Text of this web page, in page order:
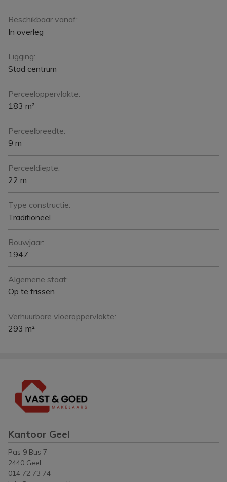
Beschikbaar vanaf:
In overleg
Ligging:
Stad centrum
Perceeloppervlakte:
183 m²
Perceelbreedte:
9 m
Perceeldiepte:
22 m
Type constructie:
Traditioneel
Bouwjaar:
1947
Algemene staat:
Op te frissen
Verhuurbare vloeroppervlakte:
293 m²
Kantoor Geel
Pas 9 Bus 7
2440 Geel
014 72 73 74